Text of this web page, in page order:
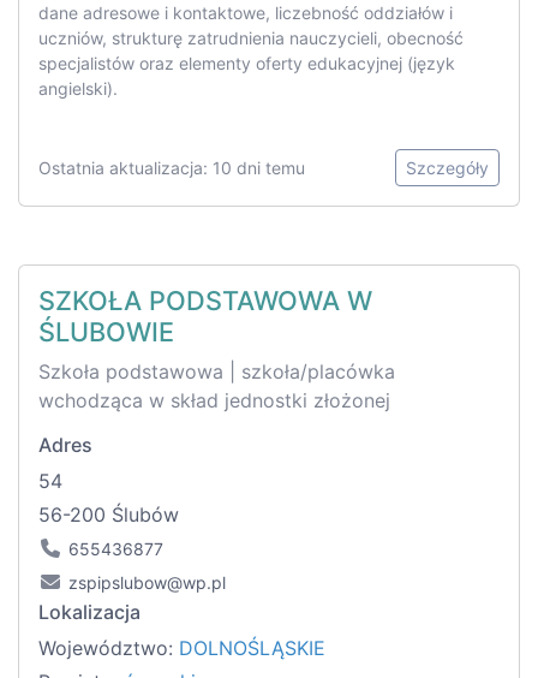
dane adresowe i kontaktowe, liczebność oddziałów i
uczniów, strukturę zatrudnienia nauczycieli, obecność
specjalistów oraz elementy oferty edukacyjnej (język
angielski).
Ostatnia aktualizacja: 10 dni temu Szczegóły
SZKOŁA PODSTAWOWA W
ŚLUBOWIE
Szkoła podstawowa | szkoła/placówka
wchodząca w skład jednostki złożonej
Adres
54
56-200 Ślubów
655436877
zspipslubow@wp.pl
Lokalizacja
Województwo: DOLNOŚLĄSKIE